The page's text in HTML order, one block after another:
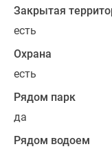
2»
представлены
площадью
от
24,6
кв.
Закрытая
есть
Охрана
есть
Рядом парк
да
Рядом водоем